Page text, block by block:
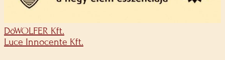
DöWOLFER Kft.
Luce Innocente Kft.